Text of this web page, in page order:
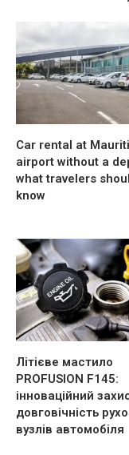
Car rental at
airport without a
what travelers
know
Літієве мастило
PROFUSION F145:
інноваційний
довговічність
вузлів автомобіля